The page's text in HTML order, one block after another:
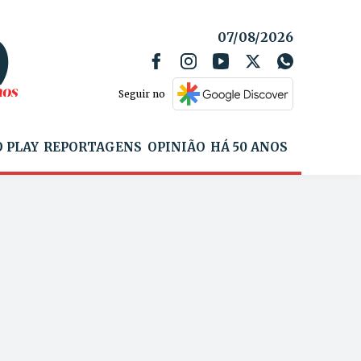
07/08/2026
Seguir no
PLAY REPORTAGENS OPINIÃO HÁ 50 ANOS